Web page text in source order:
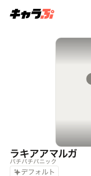
ラキアアマルガ
パチパチパニック
デフォルト